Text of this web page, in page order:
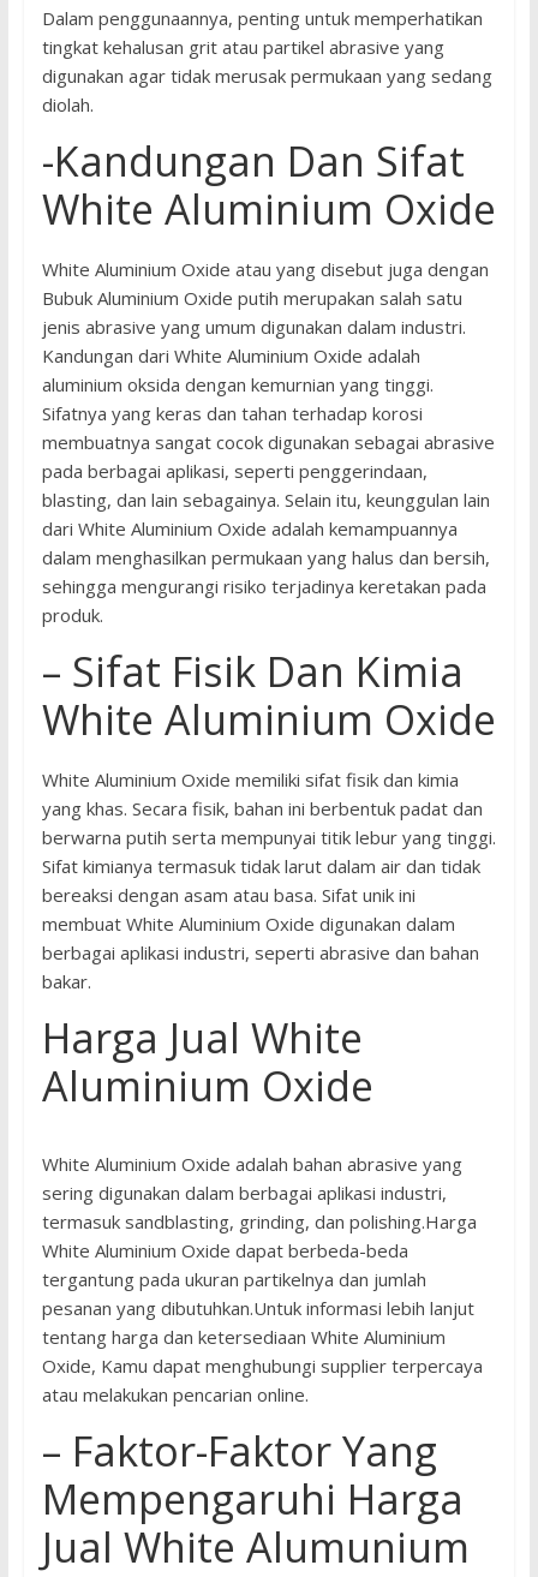
Dalam penggunaannya, penting untuk memperhatikan
tingkat kehalusan grit atau partikel abrasive yang
digunakan agar tidak merusak permukaan yang sedang
diolah.
-Kandungan Dan Sifat
White Aluminium Oxide
White Aluminium Oxide atau yang disebut juga dengan
Bubuk Aluminium Oxide putih merupakan salah satu
jenis abrasive yang umum digunakan dalam industri.
Kandungan dari White Aluminium Oxide adalah
aluminium oksida dengan kemurnian yang tinggi.
Sifatnya yang keras dan tahan terhadap korosi
membuatnya sangat cocok digunakan sebagai abrasive
pada berbagai aplikasi, seperti penggerindaan,
blasting, dan lain sebagainya. Selain itu, keunggulan lain
dari White Aluminium Oxide adalah kemampuannya
dalam menghasilkan permukaan yang halus dan bersih,
sehingga mengurangi risiko terjadinya keretakan pada
produk.
– Sifat Fisik Dan Kimia
White Aluminium Oxide
White Aluminium Oxide memiliki sifat fisik dan kimia
yang khas. Secara fisik, bahan ini berbentuk padat dan
berwarna putih serta mempunyai titik lebur yang tinggi.
Sifat kimianya termasuk tidak larut dalam air dan tidak
bereaksi dengan asam atau basa. Sifat unik ini
membuat White Aluminium Oxide digunakan dalam
berbagai aplikasi industri, seperti abrasive dan bahan
bakar.
Harga Jual White
Aluminium Oxide
White Aluminium Oxide adalah bahan abrasive yang
sering digunakan dalam berbagai aplikasi industri,
termasuk sandblasting, grinding, dan polishing.Harga
White Aluminium Oxide dapat berbeda-beda
tergantung pada ukuran partikelnya dan jumlah
pesanan yang dibutuhkan.Untuk informasi lebih lanjut
tentang harga dan ketersediaan White Aluminium
Oxide, Kamu dapat menghubungi supplier terpercaya
atau melakukan pencarian online.
– Faktor-Faktor Yang
Mempengaruhi Harga
Jual White Alumunium